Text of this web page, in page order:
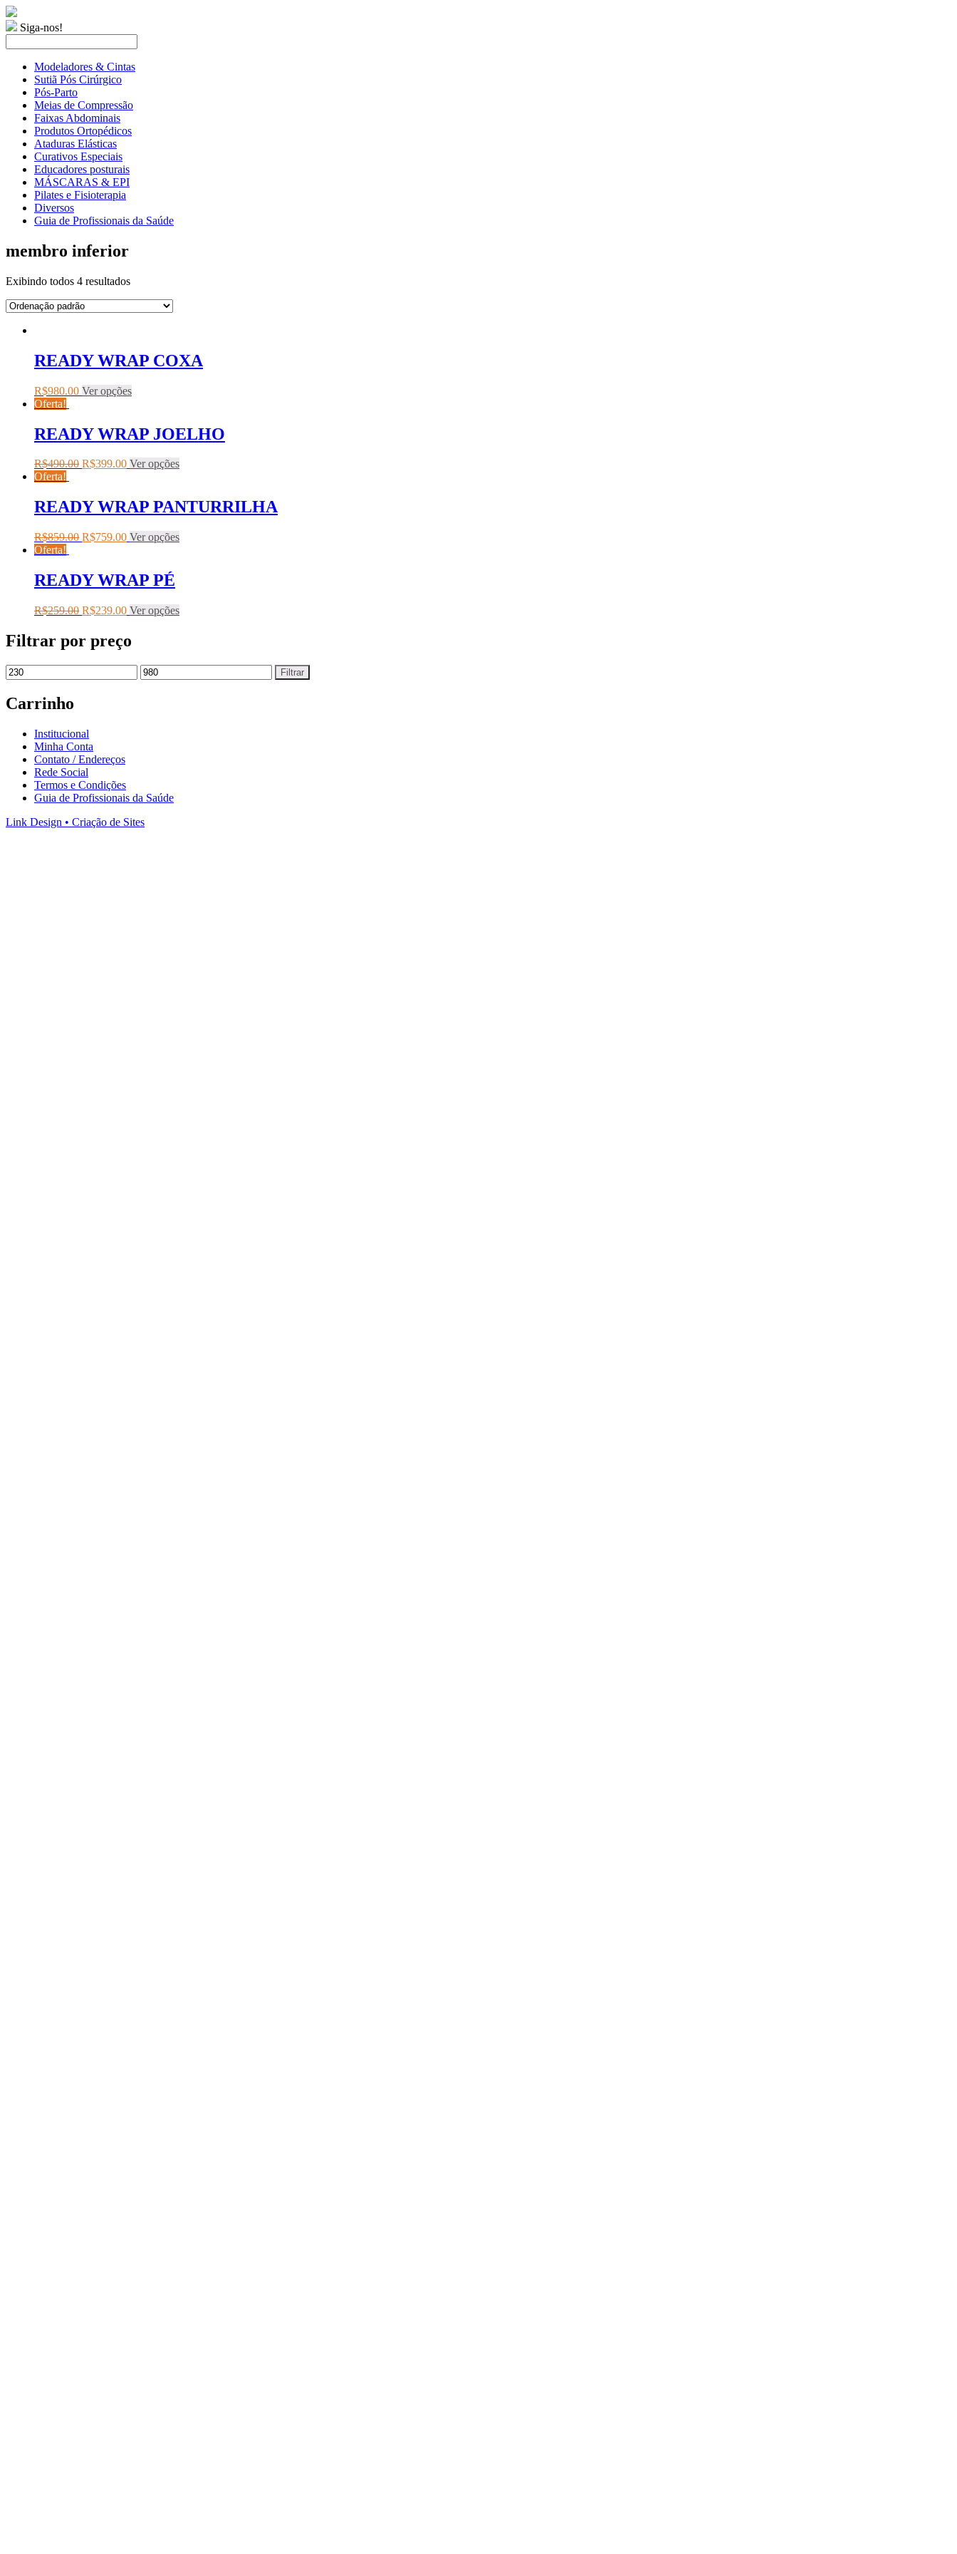
Siga-nos!
Modeladores & Cintas
Sutiã Pós Cirúrgico
Pós-Parto
Meias de Compressão
Faixas Abdominais
Produtos Ortopédicos
Ataduras Elásticas
Curativos Especiais
Educadores posturais
MÁSCARAS & EPI
Pilates e Fisioterapia
Diversos
Guia de Profissionais da Saúde
membro inferior
Exibindo todos 4 resultados
READY WRAP COXA
R$980.00 Ver opções
Oferta!
READY WRAP JOELHO
R$490.00 R$399.00 Ver opções
Oferta!
READY WRAP PANTURRILHA
R$859.00 R$759.00 Ver opções
Oferta!
READY WRAP PÉ
R$259.00 R$239.00 Ver opções
Filtrar por preço
Filtrar
Carrinho
Institucional
Minha Conta
Contato / Endereços
Rede Social
Termos e Condições
Guia de Profissionais da Saúde
Link Design • Criação de Sites